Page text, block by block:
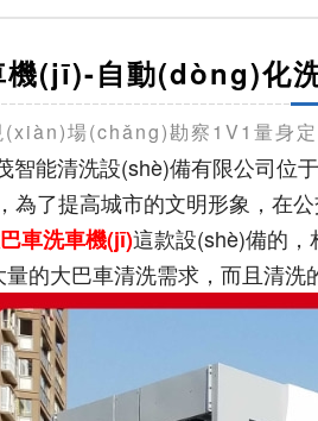
機(jī)-自動(dòng)化
場(chǎng)勘察1V1量身定
能清洗設(shè)備有限公司位于
了提高城市的文明形象，在
車洗車機(jī)這款設(shè)備的，
的大巴車清洗需求，而且清洗的